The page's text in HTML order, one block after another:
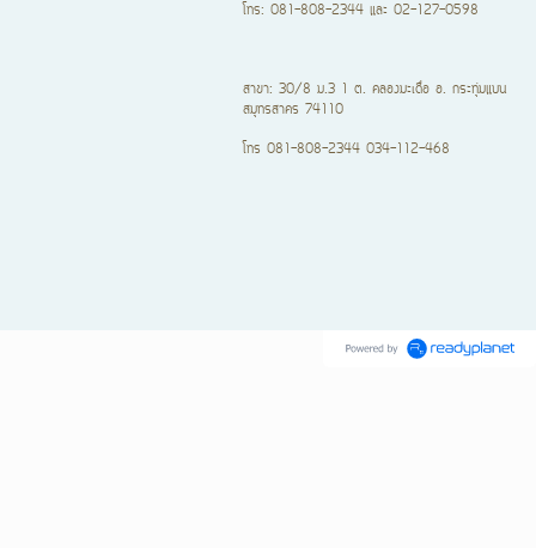
โทร: 081-808-2344 และ 02-127-0598
สาขา: 30/8 ม.3 1 ต. คลองมะเดื่อ อ. กระทุ่มแบน
สมุทรสาคร 74110
โทร 081-808-2344 034-112-468